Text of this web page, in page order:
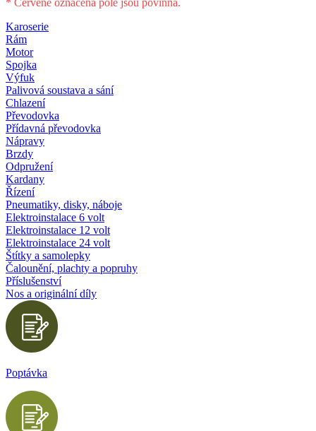
Karoserie
Rám
Motor
Spojka
Výfuk
Palivová soustava a sání
Chlazení
Převodovka
Přídavná převodovka
Nápravy
Brzdy
Odpružení
Kardany
Řízení
Pneumatiky, disky, náboje
Elektroinstalace 6 volt
Elektroinstalace 12 volt
Elektroinstalace 24 volt
Štítky a samolepky
Čalounění, plachty a popruhy
Příslušenství
Nos a originální díly
Poptávka